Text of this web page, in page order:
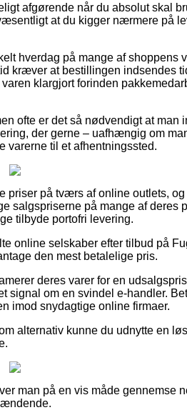
afgørende når du absolut skal
at du kigger nærmere på
hverdag på mange af shoppens
kræver at bestillingen indsendes
klargjort forinden
ofte er det så nødvendigt at man
der gerne – uafhængig om
varerne til et afhentningssted.
priser på tværs af online outlets,
salgspriserne på mange af deres
tilbyde portofri levering.
online selskaber efter tilbud på
den mest betalelige pris.
deres varer for en
om en svindel e-handler.
imod snydagtige online firmaer.
alternativ kunne du udnytte en
man på en vis måde gennemse